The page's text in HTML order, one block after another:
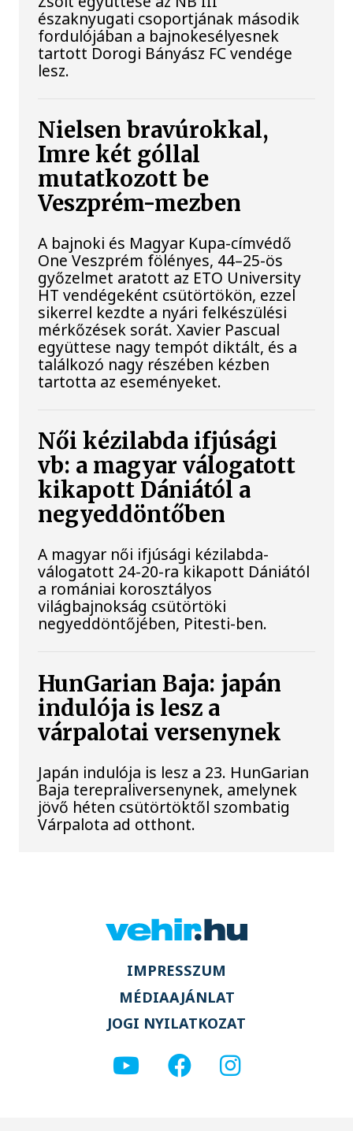
északnyugati csoportjának második
fordulójában a bajnokesélyesnek
tartott Dorogi Bányász FC vendége
lesz.
Nielsen bravúrokkal,
Imre két góllal
mutatkozott be
Veszprém-mezben
A bajnoki és Magyar Kupa-címvédő
One Veszprém fölényes, 44–25-ös
győzelmet aratott az ETO University
HT vendégeként csütörtökön, ezzel
sikerrel kezdte a nyári felkészülési
mérkőzések sorát. Xavier Pascual
együttese nagy tempót diktált, és a
találkozó nagy részében kézben
tartotta az eseményeket.
Női kézilabda ifjúsági
vb: a magyar válogatott
kikapott Dániától a
negyeddöntőben
A magyar női ifjúsági kézilabda-
válogatott 24-20-ra kikapott Dániától
a romániai korosztályos
világbajnokság csütörtöki
negyeddöntőjében, Pitesti-ben.
HunGarian Baja: japán
indulója is lesz a
várpalotai versenynek
Japán indulója is lesz a 23. HunGarian
Baja terepraliversenynek, amelynek
jövő héten csütörtöktől szombatig
Várpalota ad otthont.
IMPRESSZUM
MÉDIAAJÁNLAT
JOGI NYILATKOZAT